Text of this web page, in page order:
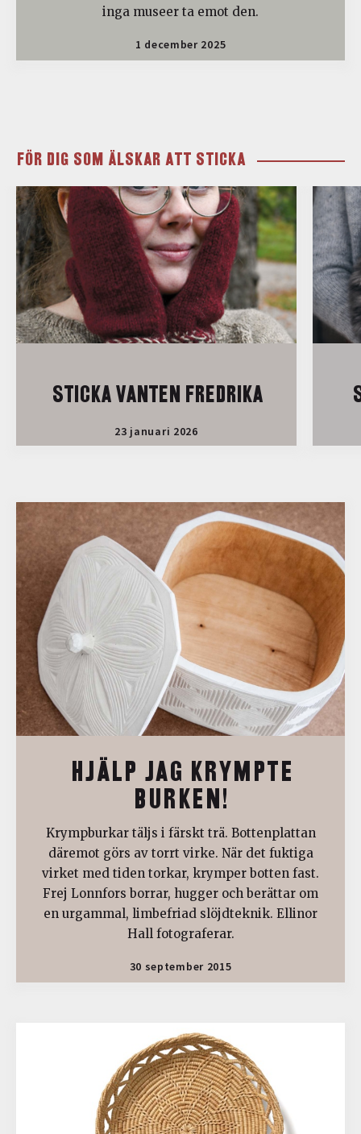
inga museer ta emot den.
1 december 2025
FÖR DIG SOM ÄLSKAR ATT STICKA
STICKA VANTEN FREDRIKA
23 januari 2026
HJÄLP JAG KRYMPTE
BURKEN!
Krympburkar täljs i färskt trä. Bottenplattan
däremot görs av torrt virke. När det fuktiga
virket med tiden torkar, krymper botten fast.
Frej Lonnfors borrar, hugger och berättar om
en urgammal, limbefriad slöjdteknik. Ellinor
Hall fotograferar.
30 september 2015